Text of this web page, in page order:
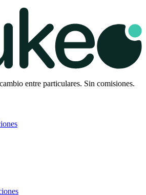
entre particulares. Sin comisiones.